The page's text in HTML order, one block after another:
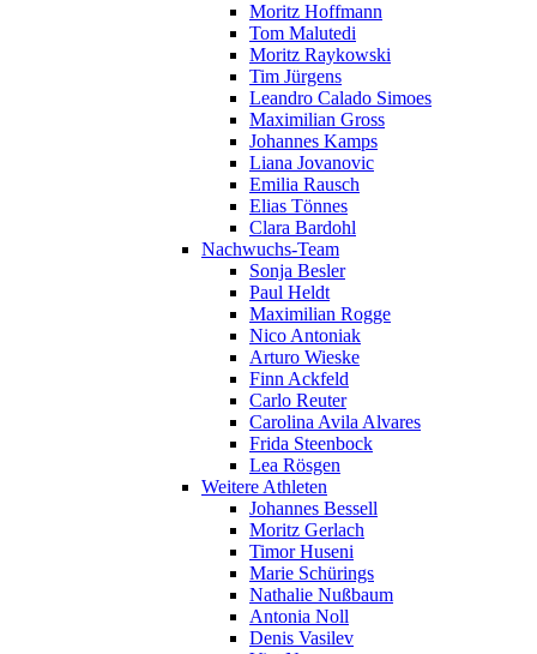
Moritz Hoffmann
Tom Malutedi
Moritz Raykowski
Tim Jürgens
Leandro Calado Simoes
Maximilian Gross
Johannes Kamps
Liana Jovanovic
Emilia Rausch
Elias Tönnes
Clara Bardohl
Nachwuchs-Team
Sonja Besler
Paul Heldt
Maximilian Rogge
Nico Antoniak
Arturo Wieske
Finn Ackfeld
Carlo Reuter
Carolina Avila Alvares
Frida Steenbock
Lea Rösgen
Weitere Athleten
Johannes Bessell
Moritz Gerlach
Timor Huseni
Marie Schürings
Nathalie Nußbaum
Antonia Noll
Denis Vasilev